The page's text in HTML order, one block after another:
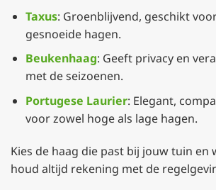
Taxus: Groenblijvend, geschikt
gesnoeide hagen.
Beukenhaag: Geeft privacy en
met de seizoenen.
Portugese Laurier: Elegant,
voor zowel hoge als lage hagen.
Kies de haag die past bij jouw tuin en
houd altijd rekening met de